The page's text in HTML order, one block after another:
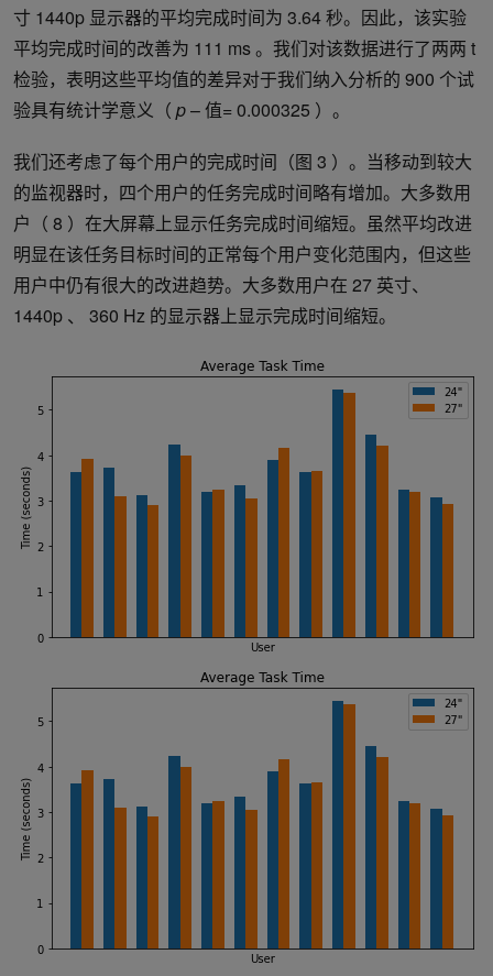
寸 1440p 显示器的平均完成时间为 3.64 秒。因此，该实验
平均完成时间的改善为 111 ms 。我们对该数据进行了两两 t
检验，表明这些平均值的差异对于我们纳入分析的 900 个试
验具有统计学意义（ p– 值= 0.000325 ）。
我们还考虑了每个用户的完成时间（图 3 ）。当移动到较大
的监视器时，四个用户的任务完成时间略有增加。大多数用
户（ 8 ）在大屏幕上显示任务完成时间缩短。虽然平均改进
明显在该任务目标时间的正常每个用户变化范围内，但这些
用户中仍有很大的改进趋势。大多数用户在 27 英寸、
1440p 、 360 Hz 的显示器上显示完成时间缩短。